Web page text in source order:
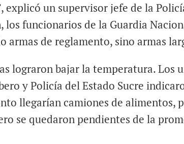
explicó un supervisor jefe de la
los funcionarios de la Guardia
armas de reglamento, sino armas
lograron bajar la temperatura. Los
y Policía del Estado Sucre
llegarían camiones de alimentos,
se quedaron pendientes de la